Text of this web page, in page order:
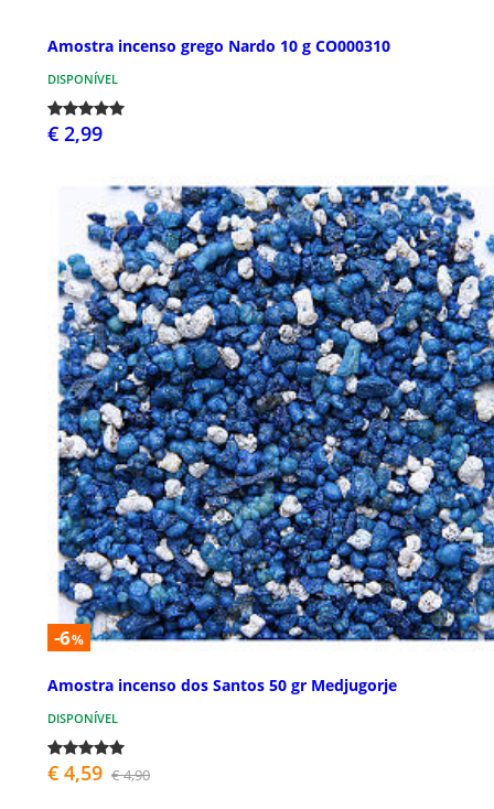
Amostra incenso grego Nardo 10 g CO000310
DISPONÍVEL
€ 2,99
-6%
Amostra incenso dos Santos 50 gr Medjugorje
DISPONÍVEL
€ 4,59 € 4,90